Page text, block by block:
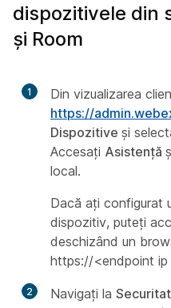
dispozitivele din
și Room
1
Din vizualizarea
https://
Dispozitive și
Accesați Asistență
local.
Dacă ați configurat
dispozitiv, puteți
deschizând un
https://<endpoint ip
2 Navigați la